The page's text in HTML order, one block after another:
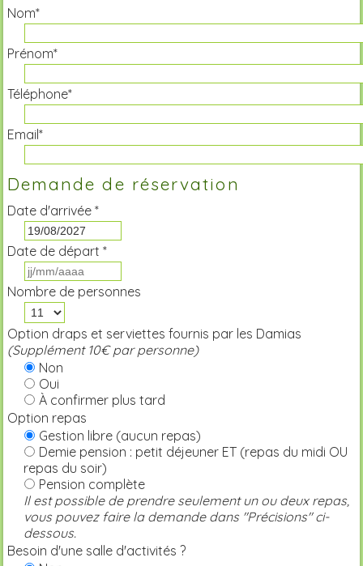
Nom*
Prénom*
Téléphone*
Email*
Demande de réservation
Date d'arrivée *
Date de départ *
Nombre de personnes
Option draps et serviettes fournis par les Damias
(Supplément 10€ par personne)
Non
Oui
À confirmer plus tard
Option repas
Gestion libre (aucun repas)
Demie pension : petit déjeuner ET (repas du midi OU
repas du soir)
Pension complète
Il est possible de prendre seulement un ou deux repas,
vous pouvez faire la demande dans "Précisions" ci-
dessous.
Besoin d'une salle d'activités ?